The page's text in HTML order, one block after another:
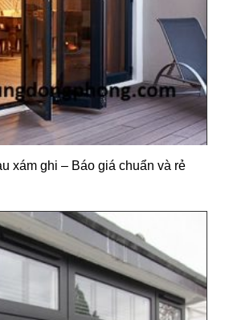
xám ghi – Báo giá chuẩn và rẻ